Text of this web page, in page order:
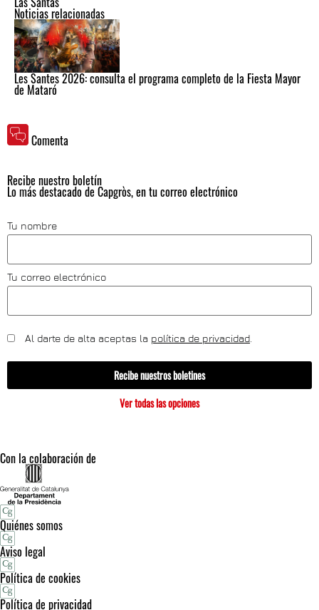
Noticias relacionadas
Les Santes 2026: consulta el programa completo de la Fiesta Mayor
de Mataró
Comenta
Recibe nuestro boletín
Lo más destacado de Capgròs, en tu correo electrónico
Tu nombre
Tu correo electrónico
Al darte de alta aceptas la política de privacidad
Recibe nuestros boletines
Ver todas las opciones
Con la colaboración de
Quiénes somos
Aviso legal
Política de cookies
Política de privacidad